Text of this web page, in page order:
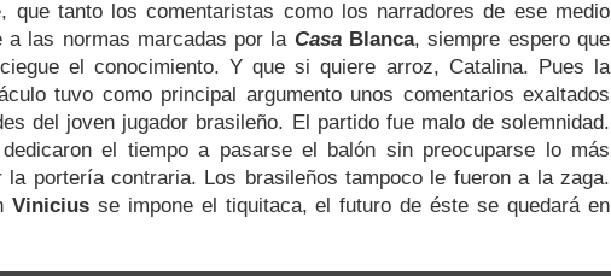
que tanto los comentaristas como los narradores de ese medio
a las normas marcadas por la Casa Blanca, siempre espero que
el conocimiento. Y que si quiere arroz, Catalina. Pues la
tuvo como principal argumento unos comentarios exaltados
del joven jugador brasileño. El partido fue malo de solemnidad.
el tiempo a pasarse el balón sin preocuparse lo más
la portería contraria. Los brasileños tampoco le fueron a la zaga.
Viniciusse impone el tiquitaca, el futuro de éste se quedará en